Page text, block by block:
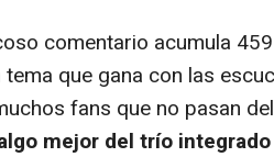
comentario acumula
tema que gana con las
fans que no pasan
mejor del trío